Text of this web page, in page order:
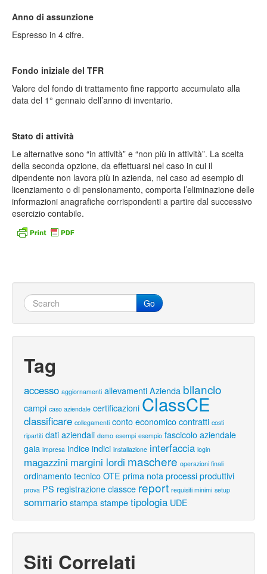
Anno di assunzione
Espresso in 4 cifre.
Fondo iniziale del TFR
Valore del fondo di trattamento fine rapporto accumulato alla
data del 1° gennaio dell’anno di inventario.
Stato di attività
Le alternative sono “in attività” e “non più in attività”. La scelta
della seconda opzione, da effettuarsi nel caso in cui il
dipendente non lavora più in azienda, nel caso ad esempio di
licenziamento o di pensionamento, comporta l’eliminazione delle
informazioni anagrafiche corrispondenti a partire dal successivo
esercizio contabile.
Go
Tag
accesso aggiornamenti allevamentiAzienda bilancio
campi caso aziendale certificazioni ClassCE
classificare collegamenti conto economicocontratti costi
ripartiti dati aziendali demo esempi esempio fascicolo aziendale
gaia impresa indiceindici installazione interfaccia login
magazzini margini lordi maschere operazioni finali
ordinamento tecnicoOTE prima notaprocessi produttivi
prova PS registrazione classce report requisiti minimi setup
sommariostampastampetipologia UDE
Siti Correlati